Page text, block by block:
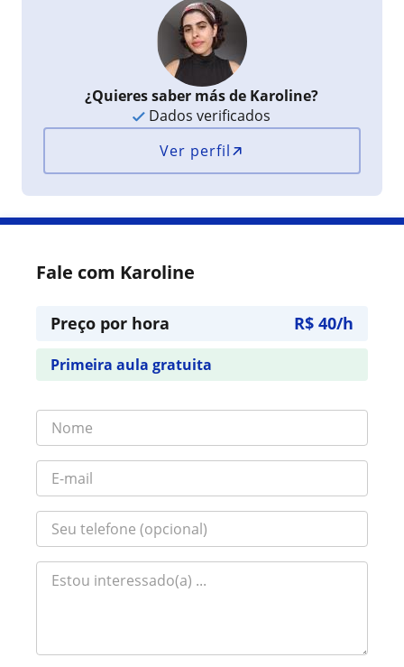
¿Quieres saber más de Karoline?
Dados verificados
Ver perfil
Fale com Karoline
Preço por hora R$ 40/h
Primeira aula gratuita